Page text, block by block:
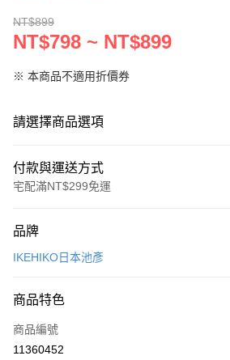
NT$899
NT$798 ~ NT$899
※ 本商品不適用折價券
請選擇商品選項
付款與運送方式
宅配滿NT$299免運
信用卡一次付款
Apple Pay
悠遊付
品牌
IKEHIKO日本池彥
商品特色
商品編號
11360452